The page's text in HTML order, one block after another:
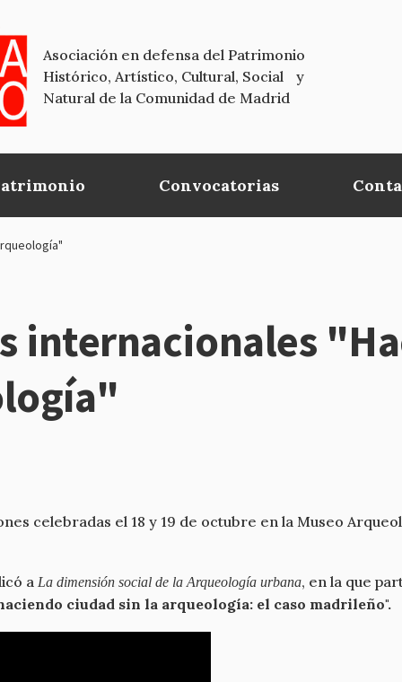
Asociación en defensa del Patrimonio
Histórico, Artístico, Cultural, Social y
Natural de la Comunidad de Madrid
Convocatorias
internacionales
celebradas el 18 y 19 de octubre en la Museo
a La dimensión social de la Arqueología urbana, en la que
ciudad sin la arqueología: el caso madrileño".